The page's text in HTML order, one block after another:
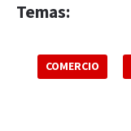
Temas:
COMERCIO